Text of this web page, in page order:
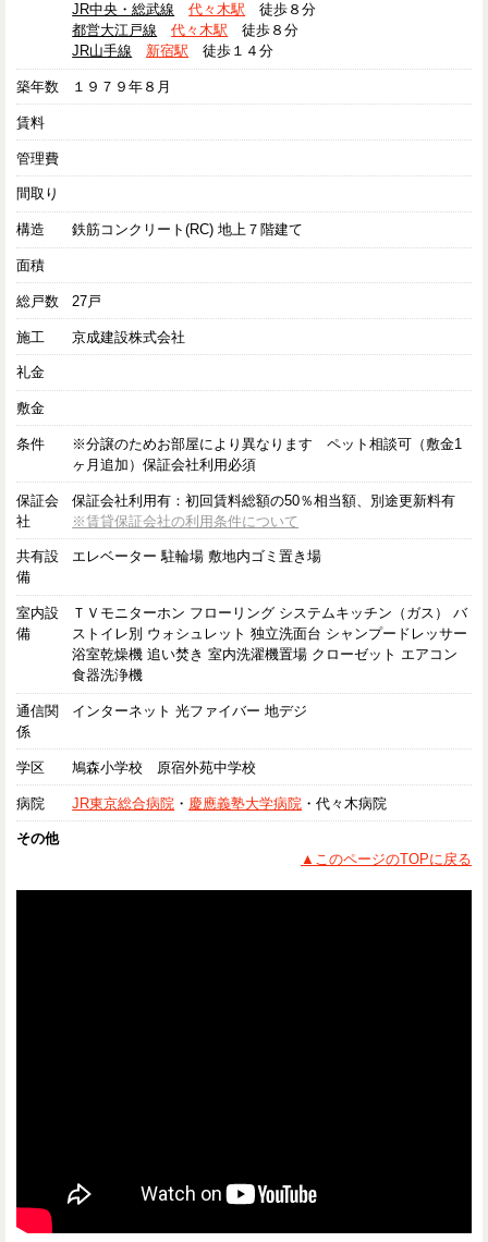
JR中央・総武線
代々木駅 徒歩８分
都営大江戸線
代々木駅 徒歩８分
JR山手線
新宿駅 徒歩１４分
築年数 １９７９年８月
賃料
管理費
間取り
構造 鉄筋コンクリート(RC) 地上７階建て
面積
総戸数 27戸
施工 京成建設株式会社
礼金
敷金
条件
※分譲のためお部屋により異なります ペット相談可（敷金1
ヶ月追加）保証会社利用必須
保証会
社
保証会社利用有：初回賃料総額の50％相当額、別途更新料有
※賃貸保証会社の利用条件について
共有設
備
エレベーター 駐輪場 敷地内ゴミ置き場
室内設
備
ＴＶモニターホン フローリング システムキッチン（ガス） バ
ストイレ別 ウォシュレット 独立洗面台 シャンプードレッサー
浴室乾燥機 追い焚き 室内洗濯機置場 クローゼット エアコン
食器洗浄機
通信関
係
インターネット 光ファイバー 地デジ
学区 鳩森小学校 原宿外苑中学校
病院 JR東京総合病院 ・ 慶應義塾大学病院 ・代々木病院
その他
▲このページのTOPに戻る